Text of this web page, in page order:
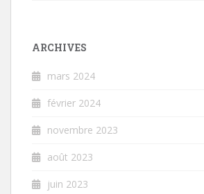
ARCHIVES
mars 2024
février 2024
novembre 2023
août 2023
juin 2023